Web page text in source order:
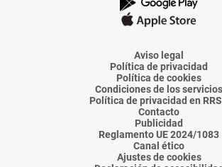
La
Voz
Almería
La
Voz
Almería
La
Voz
Almería
La
Voz
Almería
La
Voz
Aviso legal
Política de privacidad
Política de cookies
Condiciones de los servicios
Política de privacidad en
Contacto
Publicidad
Reglamento UE 2024/1083
Canal ético
Ajustes de cookies